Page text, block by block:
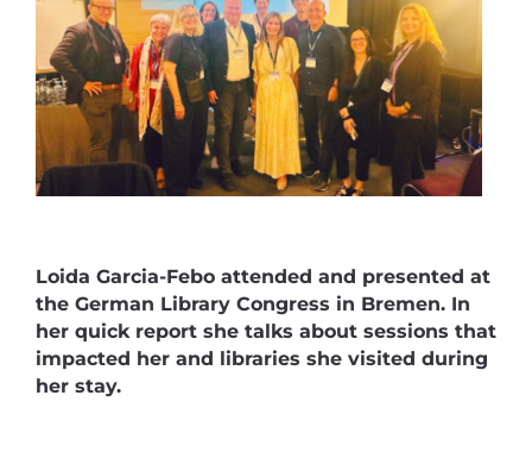
Loida Garcia-Febo attended and presented at
the German Library Congress in Bremen. In
her quick report she talks about sessions that
impacted her and libraries she visited during
her stay.